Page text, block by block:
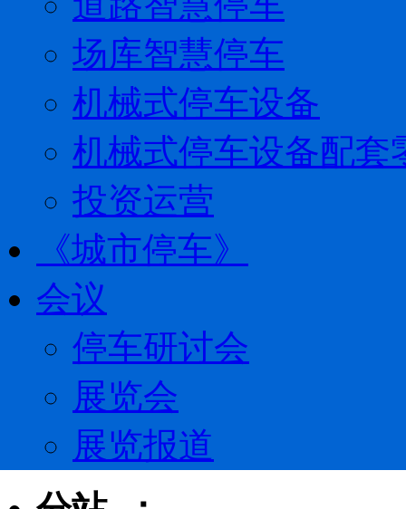
场库智慧停车
机械式停车设备
机械式停车设备配套
投资运营
《城市停车》
会议
停车研讨会
展览会
展览报道